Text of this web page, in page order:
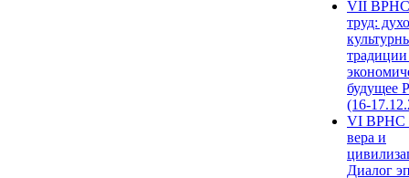
VII ВРНС
труд:
будущее
(16-
VI ВРНС
вера и
Диалог